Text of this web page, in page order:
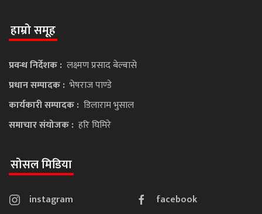
हाम्रो समूह
प्रवन्ध निर्देशक : लक्ष्मण प्रसाद बेल्बासे
प्रधान सम्पादक : भेषराज पाण्डे
कार्यकारी सम्पादक : डिलाराम भुसाल
समाचार संयोजक : हरि घिमिरे
सोसल मिडिया
instagram
facebook